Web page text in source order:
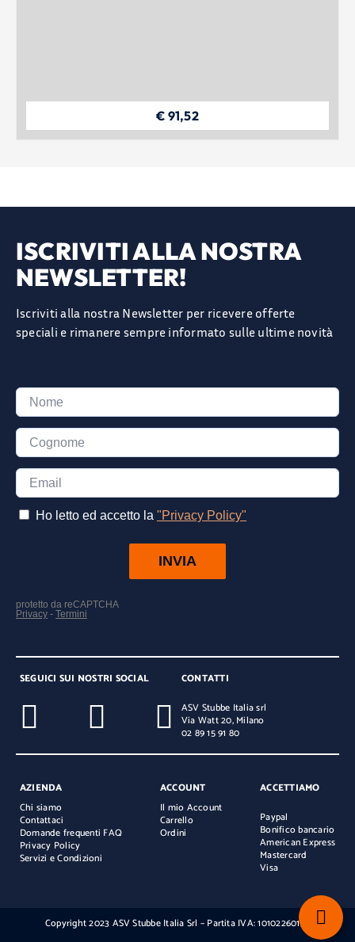
€ 91,52
ISCRIVITI ALLA NOSTRA
NEWSLETTER!
Iscriviti alla nostra Newsletter per ricevere offerte
speciali e rimanere sempre informato sulle ultime novità
AZIENDA
Chi siamo
Contattaci
Domande frequenti FAQ
Privacy Policy
Servizi e Condizioni
ACCOUNT
Il mio Account
Carrello
Ordini
SEGUICI SUI NOSTRI SOCIAL
CONTATTI
ASV Stubbe Italia srl
Via Watt 20, Milano
02 89 15 91 80
ACCETTIAMO
Paypal
Bonifico bancario
American Express
Mastercard
Visa
Copyright 2023 ASV Stubbe Italia Srl – Partita IVA: 10102260154